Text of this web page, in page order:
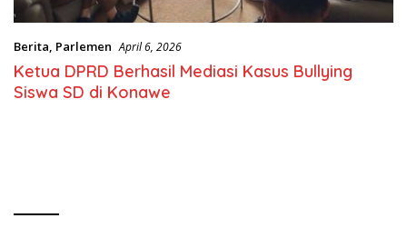
Berita, Parlemen April 6, 2026
Ketua DPRD Berhasil Mediasi Kasus Bullying
Siswa SD di Konawe